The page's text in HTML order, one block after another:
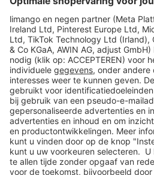
limango
Veilig winkelen
Klantenservice
Shop
Acties